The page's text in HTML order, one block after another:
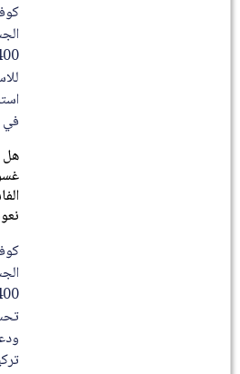
في
هل
غسول
ودعم